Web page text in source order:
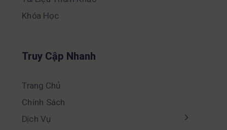
Khóa Học
Truy Cập Nhanh
Trang Chủ
Chính Sách
Dịch Vụ